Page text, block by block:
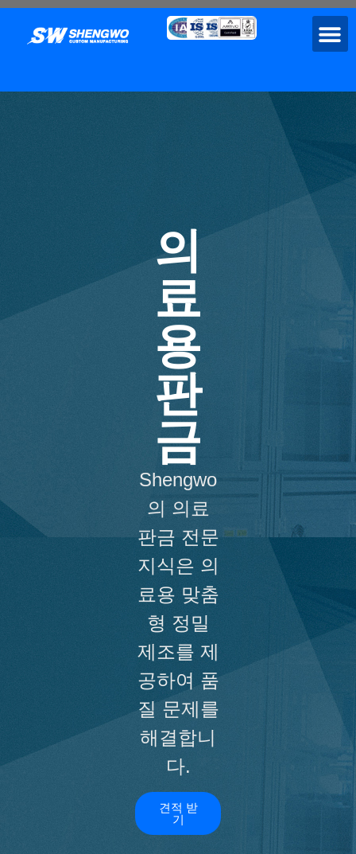
의
료
용
판
금
Shengwo
의 의료
판금 전문
지식은 의
료용 맞춤
형 정밀
제조를 제
공하여 품
질 문제를
해결합니
다.
견적 받
기